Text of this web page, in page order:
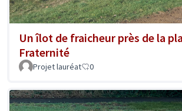
Un îlot de fraicheur près de la
Fraternité
Projet lauréat 0